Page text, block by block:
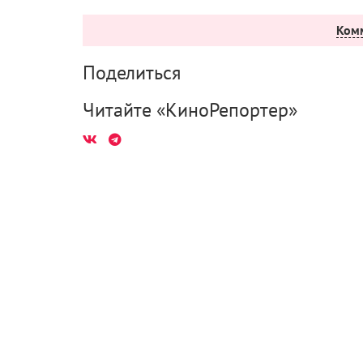
Поделиться
Читайте «КиноРепортер»